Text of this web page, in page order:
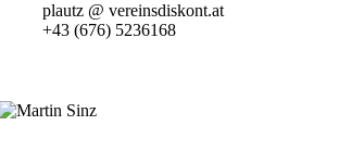
plautz @ vereinsdiskont.at
+43 (676) 5236168